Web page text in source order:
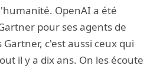
OpenAI a été
pour ses agents de
c'est aussi ceux qui
il y a dix ans. On les écoute